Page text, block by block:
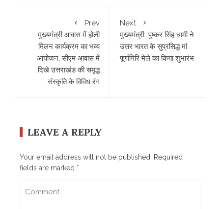
Prev
मुख्यमंत्री आवास में होली
मिलन कार्यक्रम का भव्य
आयोजन, सीएम आवास में
दिखे उत्तराखंड की समृद्ध
संस्कृति के विविध रंग
Next
मुख्यमंत्री पुष्कर सिंह धामी ने
उत्तर भारत के सुप्रसिद्ध मां
पूर्णागिरि मेले का किया शुभारंभ
LEAVE A REPLY
Your email address will not be published.
Required
fields are marked *